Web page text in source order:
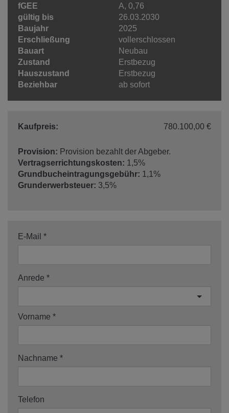
fGEE
A, 0,76
gültig bis
26.03.2030
Baujahr
2025
Erschließung
vollerschlossen
Bauart
Neubau
Zustand
Erstbezug
Hauszustand
Erstbezug
Beziehbar
ab sofort
Kaufpreis: 780.100,00 €
Provision: Provision bezahlt der Abgeber.
Vertragserrichtungskosten: 1,5%
Grundbucheintragungsgebühr: 1,1%
Grunderwerbsteuer: 3,5%
E-Mail
Anrede
Vorname
Nachname
Telefon